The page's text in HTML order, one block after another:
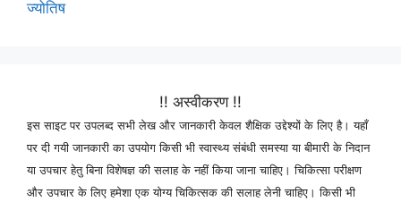
ज्योतिष
!! अस्वीकरण !!
इस साइट पर उपलब्द सभी लेख और जानकारी केवल शैक्षिक उद्देश्यों के लिए है। यहाँ
पर दी गयी जानकारी का उपयोग किसी भी स्वास्थ्य संबंधी समस्या या बीमारी के निदान
या उपचार हेतु बिना विशेषज्ञ की सलाह के नहीं किया जाना चाहिए। चिकित्सा परीक्षण
और उपचार के लिए हमेशा एक योग्य चिकित्सक की सलाह लेनी चाहिए। किसी भी